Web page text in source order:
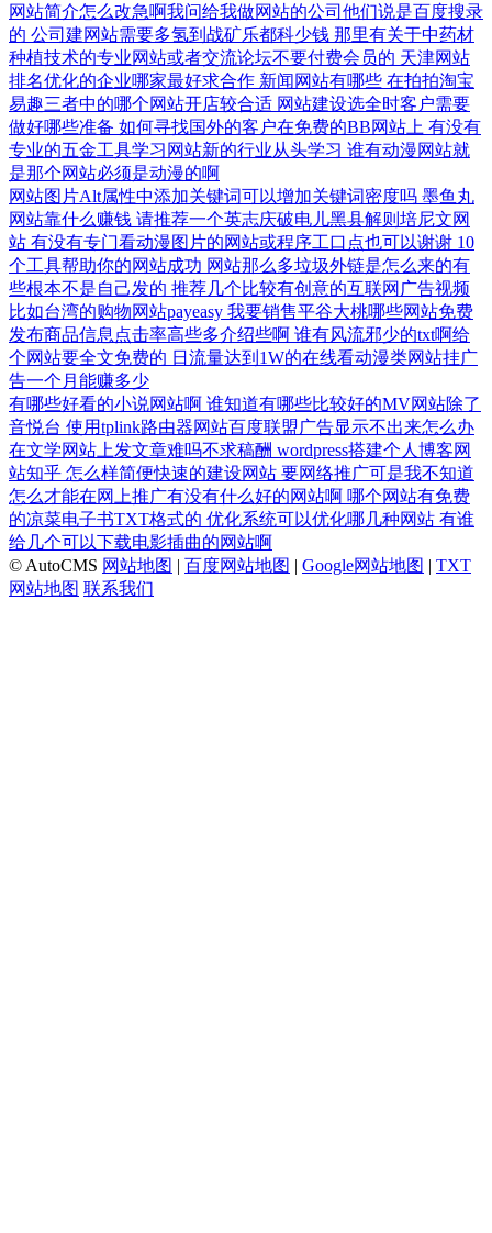
网站简介怎么改急啊我问给我做网站的公司他们说是百度搜录
的 公司建网站需要多氢到战矿乐都科少钱 那里有关于中药材
种植技术的专业网站或者交流论坛不要付费会员的 天津网站
排名优化的企业哪家最好求合作 新闻网站有哪些 在拍拍淘宝
易趣三者中的哪个网站开店较合适 网站建设选全时客户需要
做好哪些准备 如何寻找国外的客户在免费的BB网站上 有没有
专业的五金工具学习网站新的行业从头学习 谁有动漫网站就
是那个网站必须是动漫的啊
网站图片Alt属性中添加关键词可以增加关键词密度吗 墨鱼丸
网站靠什么赚钱 请推荐一个英志庆破电儿黑县解则培尼文网
站 有没有专门看动漫图片的网站或程序工口点也可以谢谢 10
个工具帮助你的网站成功 网站那么多垃圾外链是怎么来的有
些根本不是自己发的 推荐几个比较有创意的互联网广告视频
比如台湾的购物网站payeasy 我要销售平谷大桃哪些网站免费
发布商品信息点击率高些多介绍些啊 谁有风流邪少的txt啊给
个网站要全文免费的 日流量达到1W的在线看动漫类网站挂广
告一个月能赚多少
有哪些好看的小说网站啊 谁知道有哪些比较好的MV网站除了
音悦台 使用tplink路由器网站百度联盟广告显示不出来怎么办
在文学网站上发文章难吗不求稿酬 wordpress搭建个人博客网
站知乎 怎么样简便快速的建设网站 要网络推广可是我不知道
怎么才能在网上推广有没有什么好的网站啊 哪个网站有免费
的凉菜电子书TXT格式的 优化系统可以优化哪几种网站 有谁
给几个可以下载电影插曲的网站啊
© AutoCMS 网站地图 | 百度网站地图 | Google网站地图 | TXT
网站地图 联系我们